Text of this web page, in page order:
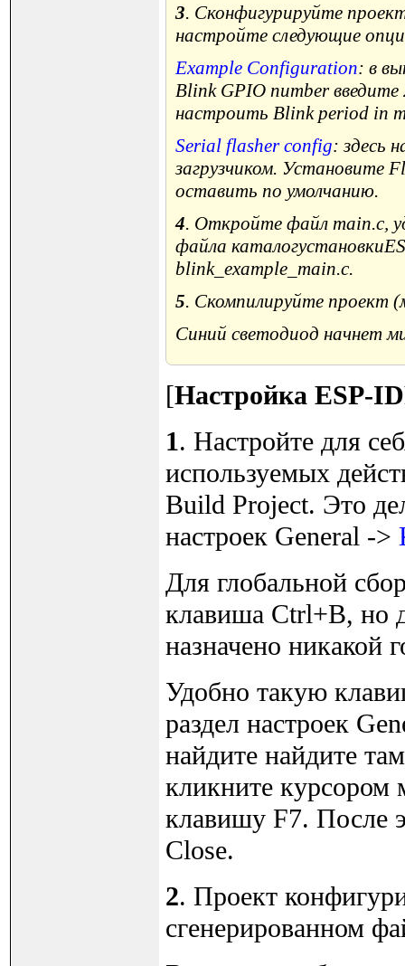
3. Сконфигурируйте
настройте следующие
Example Configuration: в
Blink GPIO number
настроить Blink period in
Serial flasher config: здесь
загрузчиком. Установите
оставить по умолчанию.
4. Откройте файл main.c,
файла
blink_example_main.c.
5. Скомпилируйте проект
Синий светодиод начнет
[Настройка ESP-
1. Настройте для
используемых
Build Project. Это
настроек General ->
Для глобальной
клавиша Ctrl+B, но
назначено никакой
Удобно такую
раздел настроек
найдите найдите
кликните
клавишу F7. После
Close.
2. Проект
сгенерированном